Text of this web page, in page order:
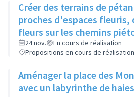
Créer des terrains de
proches d'espaces fleuris,
fleurs sur les chemins
immeubles
24 nov.
En cours de réalisation
Propositions en cours de réalisation
Aménager la place des
avec un labyrinthe de